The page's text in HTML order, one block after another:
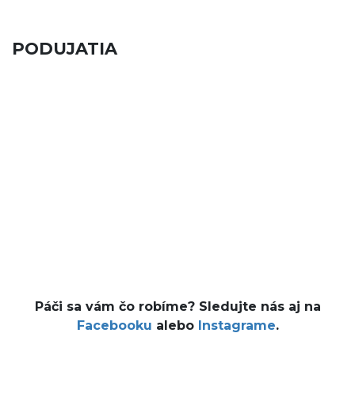
PODUJATIA
Páči sa vám čo robíme? Sledujte nás aj na
Facebooku alebo Instagrame.